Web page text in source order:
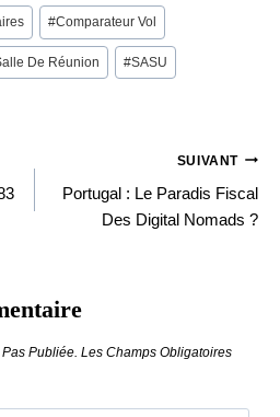
#Comparateur Vol
De Réunion #SASU
SUIVANT
Portugal : Le Paradis Fiscal
Des Digital Nomads ?
Publiée. Les Champs Obligatoires